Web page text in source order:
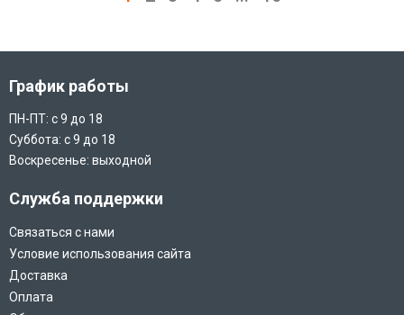
График работы
ПН-ПТ: с 9 до 18
Суббота: с 9 до 18
Воскресенье: выходной
Служба поддержки
Связаться с нами
Условие использования сайта
Доставка
Оплата